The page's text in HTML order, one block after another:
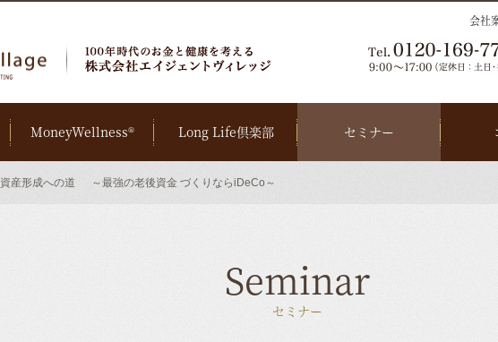
会社
MoneyWellness® Long Life倶楽部 セミナー
資産形成への道 ～最強の老後資金 づくりならiDeCo～
Seminar
セミナー